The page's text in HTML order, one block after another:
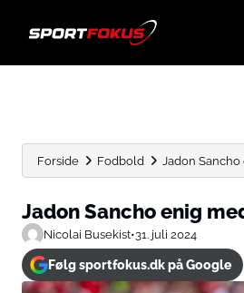
Forside Fodbold Jadon
Jadon Sancho enig
Nicolai Busekist•31. juli 2024
Følg sportfokus.dk på Google